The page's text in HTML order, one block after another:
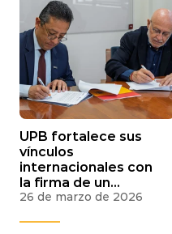
UPB fortalece sus
vínculos
internacionales con
la firma de un
convenio con la
26 de marzo de 2026